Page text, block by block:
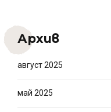
Архив
август 2025
май 2025